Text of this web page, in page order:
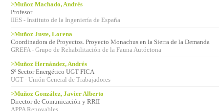
>Muñoz Machado, Andrés
Profesor
IIES - Instituto de la Ingeniería de España
>Muñoz Juste, Lorena
Coordinadora de Proyectos. Proyecto Monachus en la Sierra de la Demanda
GREFA - Grupo de Rehabilitación de la Fauna Autóctona
>Muñoz Hernández, Andrés
Sº Sector Energético UGT FICA
UGT - Unión General de Trabajadores
>Muñoz González, Javier Alberto
Director de Comunicación y RRII
APPA Renovables